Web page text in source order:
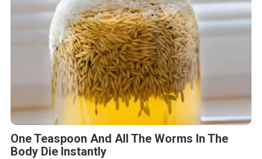
One Teaspoon And All The Worms In The
Body Die Instantly